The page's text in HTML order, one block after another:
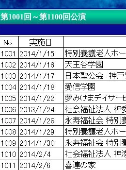
第1001回～第1100回公演